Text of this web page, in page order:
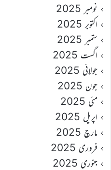
نومبر 2025
اکتوبر 2025
ستمبر 2025
اگست 2025
جولائی 2025
جون 2025
مئی 2025
اپریل 2025
مارچ 2025
فروری 2025
جنوری 2025